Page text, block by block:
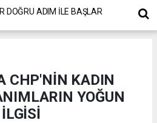
CHP'NİN KADIN
YOĞUN
İLGİSİ